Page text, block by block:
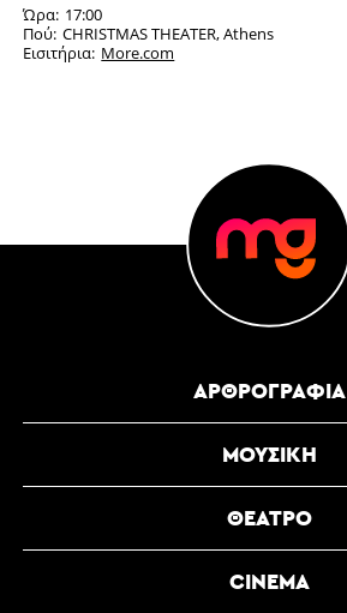
Ώρα 17:00
Πού CHRISTMAS THEATER, Athens
Εισιτήρια More.com
ΑΡΘΡΟΓΡΑΦΊΑ
ΜΟΥΣΙΚΉ
ΘΈΑΤΡΟ
CINEMA